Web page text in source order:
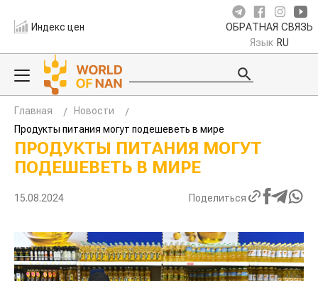
Индекс цен ОБРАТНАЯ СВЯЗЬ
Язык RU
Главная
Новости
Продукты питания могут подешеветь в мире
ПРОДУКТЫ ПИТАНИЯ МОГУТ
ПОДЕШЕВЕТЬ В МИРЕ
15.08.2024 Поделиться